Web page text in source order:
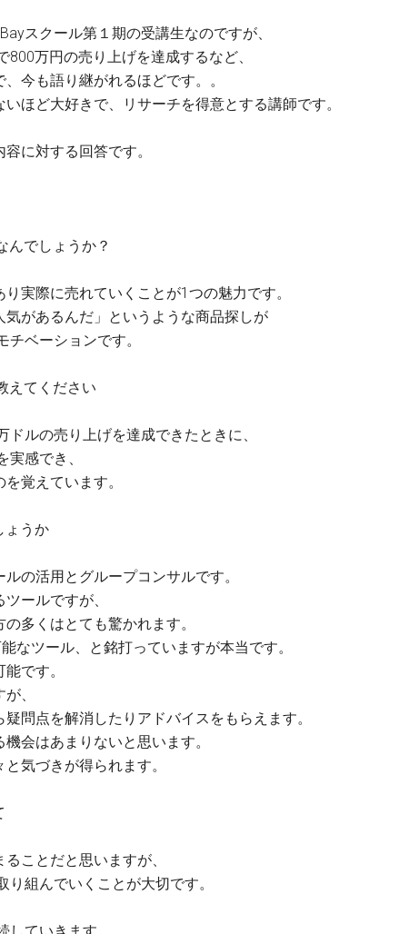
スクール第１期の受講生なのですが、
万円の売り上げを達成するなど、
今も語り継がれるほどです。。
ほど大好きで、リサーチを得意とする講師です。
に対する回答です。
んでしょうか？
実際に売れていくことが1つの魅力です。
があるんだ」というような商品探しが
ベーションです。
えてください
ルの売り上げを達成できたときに、
感でき、
覚えています。
ょうか
の活用とグループコンサルです。
ールですが、
多くはとても驚かれます。
なツール、と銘打っていますが本当です。
です。
、
問点を解消したりアドバイスをもらえます。
会はあまりないと思います。
気づきが得られます。
ことだと思いますが、
組んでいくことが大切です。